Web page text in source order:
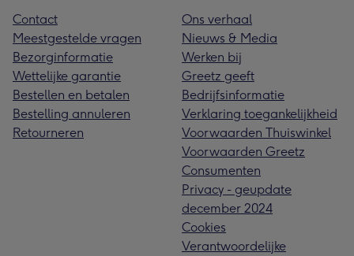
Contact
Meestgestelde vragen
Bezorginformatie
Wettelijke garantie
Bestellen en betalen
Bestelling annuleren
Retourneren
Ons verhaal
Nieuws & Media
Werken bij
Greetz geeft
Bedrijfsinformatie
Verklaring toegankelijkheid
Voorwaarden Thuiswinkel
Voorwaarden Greetz
Consumenten
Privacy - geupdate
december 2024
Cookies
Verantwoordelijke